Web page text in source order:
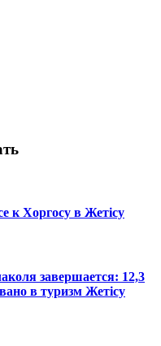
к Хоргосу в Жетісу
завершается: 12,3
в туризм Жетісу